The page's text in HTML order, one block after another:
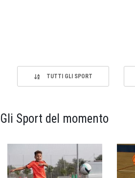
TUTTI GLI SPORT
Gli Sport del momento